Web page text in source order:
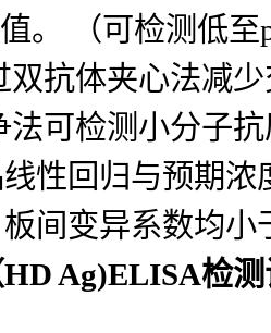
。 （可检测低
双抗体夹心法减
法可检测小分子
性回归与预期浓
间变异系数均小
Ag)ELISA检